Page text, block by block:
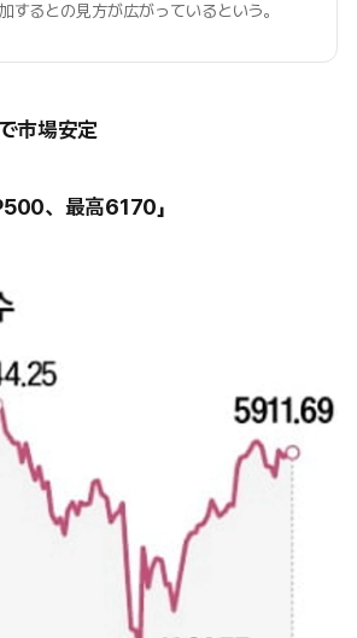
するとの見方が広がっているという。
市場安定
、最高6170」